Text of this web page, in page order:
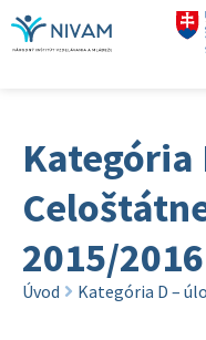
Kategória
2015/2016
Úvod Kategória D –